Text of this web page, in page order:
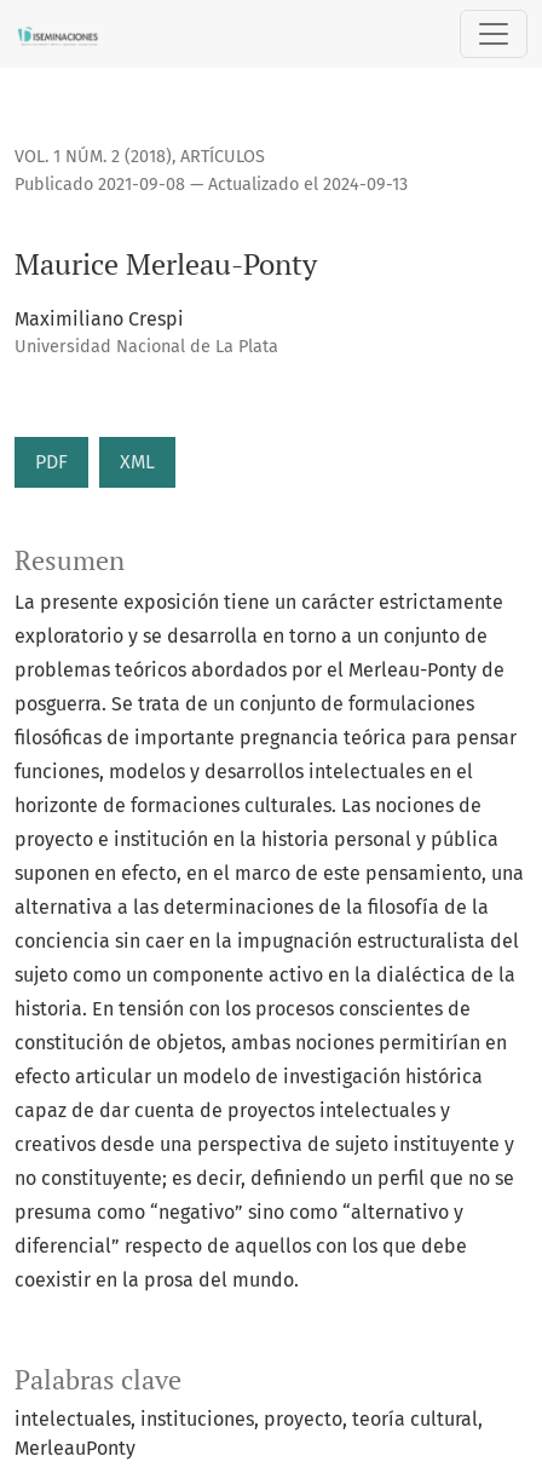
VOL. 1 NÚM. 2 (2018), ARTÍCULOS
Maurice Merleau-Ponty
Publicado 2021-09-08 — Actualizado el 2024-09-13
Maximiliano Crespi
Universidad Nacional de La Plata
PDF XML
Palabras clave
intelectuales instituciones proyecto teoría cultural
MerleauPonty
Resumen
La presente exposición tiene un carácter estrictamente
exploratorio y se desarrolla en torno a un conjunto de
problemas teóricos abordados por el Merleau-Ponty de
posguerra. Se trata de un conjunto de formulaciones
filosóficas de importante pregnancia teórica para pensar
funciones, modelos y desarrollos intelectuales en el
horizonte de formaciones culturales. Las nociones de
proyecto e institución en la historia personal y pública
suponen en efecto, en el marco de este pensamiento, una
alternativa a las determinaciones de la filosofía de la
conciencia sin caer en la impugnación estructuralista del
sujeto como un componente activo en la dialéctica de la
historia. En tensión con los procesos conscientes de
constitución de objetos, ambas nociones permitirían en
efecto articular un modelo de investigación histórica
capaz de dar cuenta de proyectos intelectuales y
creativos desde una perspectiva de sujeto instituyente y
no constituyente; es decir, definiendo un perfil que no se
presuma como “negativo” sino como “alternativo y
diferencial” respecto de aquellos con los que debe
coexistir en la prosa del mundo.